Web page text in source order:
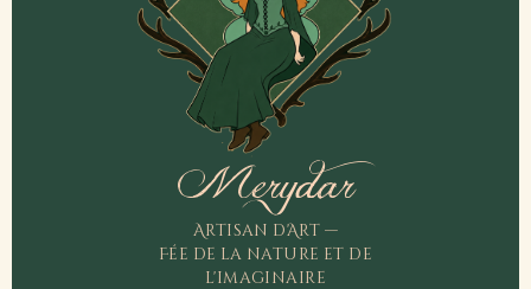
Merydar
Artisan d'Art —
Fée de la nature et de
l'imaginaire